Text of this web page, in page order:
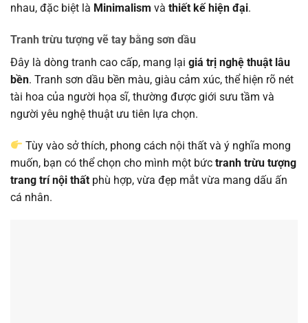
nhau, đặc biệt là Minimalism và thiết kế hiện đại.
Tranh trừu tượng vẽ tay bằng sơn dầu
Đây là dòng tranh cao cấp, mang lại giá trị nghệ thuật lâu
bền. Tranh sơn dầu bền màu, giàu cảm xúc, thể hiện rõ nét
tài hoa của người họa sĩ, thường được giới sưu tầm và
người yêu nghệ thuật ưu tiên lựa chọn.
Tùy vào sở thích, phong cách nội thất và ý nghĩa mong
muốn, bạn có thể chọn cho mình một bức tranh trừu tượng
trang trí nội thất phù hợp, vừa đẹp mắt vừa mang dấu ấn
cá nhân.